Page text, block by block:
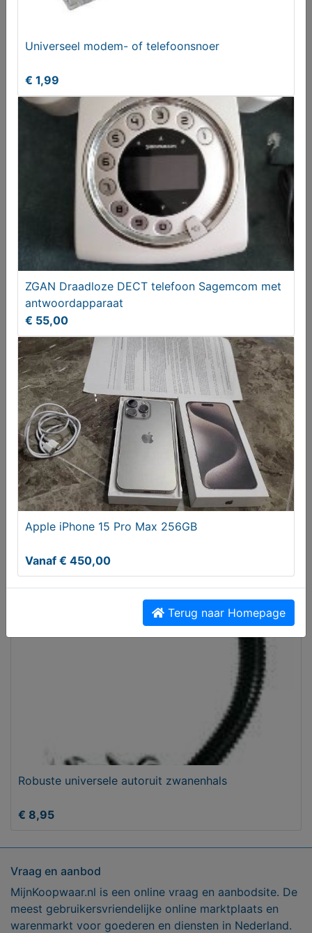
€ 1,99
Apple iPhone 15 Pro Max 256GB
Vanaf € 450,00
antwoordapparaat
€ 55,00
Robuste universele autoruit zwanenhals
€ 8,95
Universeel modem- of telefoonsnoer
€ 1,99
ZGAN Draadloze DECT telefoon Sagemcom met
antwoordapparaat
€ 55,00
Apple iPhone 15 Pro Max 256GB
Vanaf € 450,00
Terug naar Homepage
Vraag en aanbod
MijnKoopwaar.nl is een online vraag en aanbodsite. De
meest gebruikersvriendelijke online marktplaats en
warenmarkt voor goederen en diensten in Nederland.